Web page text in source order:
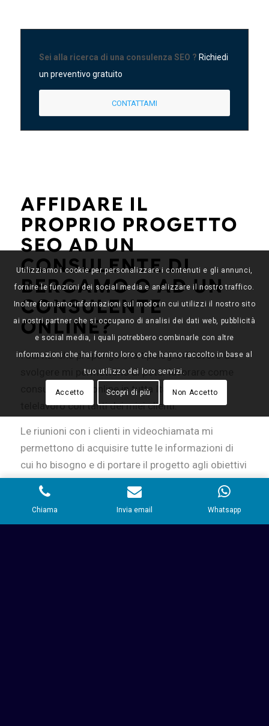
Sei alla ricerca di una consulenza SEO ? Richiedi
un preventivo gratuito
CONTATTAMI
AFFIDARE IL
PROPRIO PROGETTO
SEO AD UN
CONSULENTE DI
BERGAMO O AD UN
CONSULENTE
ONLINE?
I servizi che propongo e la tipologia di lavoro da
svolgere mi permettono di poter lavorare come
consulente seo online in tutta Italia con il
telelavoro con tanti dei miei clienti.
Le riunioni con i clienti in videochiamata mi
permettono di acquisire tutte le informazioni di
cui ho bisogno e di portare il progetto agli obiettivi
concordati.
QUANTO GUADAGNA
Utilizziamo i cookie per personalizzare i contenuti e gli annunci,
fornire le funzioni dei social media e analizzare il nostro traffico.
Inoltre forniamo informazioni sul modo in cui utilizzi il nostro sito
ai nostri partner che si occupano di analisi dei dati web, pubblicità
e social media, i quali potrebbero combinarle con altre
informazioni che hai fornito loro o che hanno raccolto in base al
tuo utilizzo dei loro servizi.
Accetto Scopri di più Non Accetto
Chiama Invia email Whatsapp